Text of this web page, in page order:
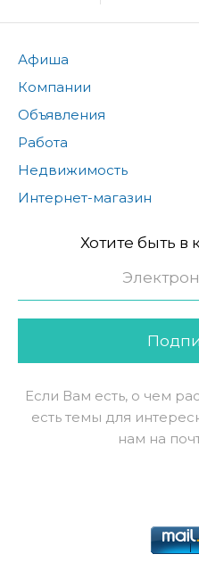
Афиша
Компании
Объявления
Работа
Недвижимость
Интернет-магазин
Хотите быть в
Если Вам есть, о чем
есть темы для
нам на